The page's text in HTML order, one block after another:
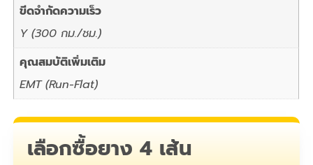
ขีดจำกัดความเร็ว
Y (300 กม./ชม.)
คุณสมบัติเพิ่มเติม
EMT (Run-Flat)
เลือกซื้อยาง 4 เส้น